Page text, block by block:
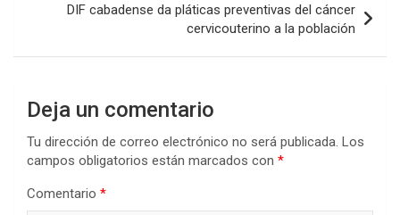
DIF cabadense da pláticas preventivas del cáncer
cervicouterino a la población
Deja un comentario
Tu dirección de correo electrónico no será publicada. Los
campos obligatorios están marcados con *
Comentario *